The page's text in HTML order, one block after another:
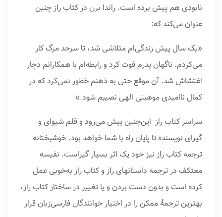
نابودی هم پیش برده است. راندا برن در کتاب راز چنین
عنوان می‌کند که:
«یک سال پیش زندگی‌ام متلاشی شد، تا سرحد مرگ کار
می‌کردم. ناگهان پدرم فوت کرد و رابطه‌ام با همکارانم دچار
اغتشاش شد. آن موقع حتی به ذهنم خطور نمی‌کرد که در
کمال ناامیدی موهبتی الهی نصیبم شود.»
سراسر کتاب راز این‌چنین پیش می‌رود و قلم شیوای و
گیرای نویسنده تا پایان راه با شما خواهد بود. خوشبختانه
ترجمه کتاب راز نیز خود یک اثر بسیار گیراست. نفیسه
معتکف در ترجمه داستانهای راز و کتاب راز به‌خوبی عمل
کرده است و بدون دست بردن و یا تغییر در ساختار کتاب راز،
بهترین ترجمۀ ممکن را در اختیار خوانندگان فارسی‌زبان قرار